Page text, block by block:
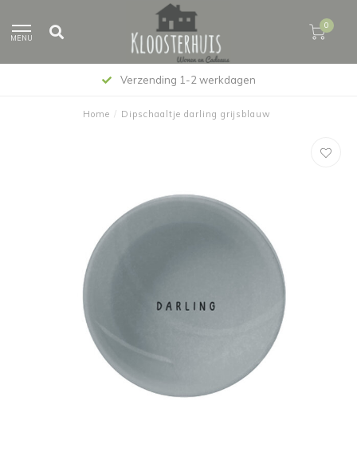
MENU
0
Verzending 1-2 werkdagen
Home / Dipschaaltje darling grijsblauw